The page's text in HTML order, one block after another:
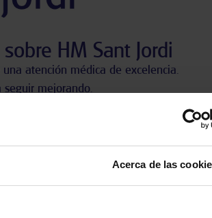
Acerca de las
HM Sant Jordi
atención médica de excelencia.
seguir mejorando.